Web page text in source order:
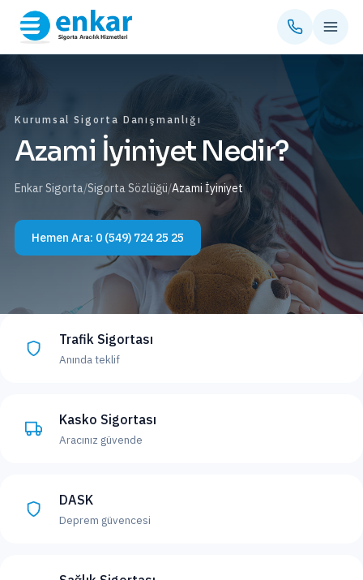
Kurumsal Sigorta Danışmanlığı
Azami İyiniyet Nedir?
Enkar Sigorta/Sigorta Sözlüğü/Azami İyiniyet
Hemen Ara: 0 (549) 724 25 25
Trafik Sigortası
Anında teklif
Kasko Sigortası
Aracınız güvende
DASK
Deprem güvencesi